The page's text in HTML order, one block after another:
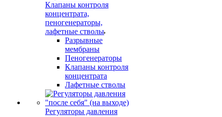
Клапаны контроля
концентрата,
пеногенераторы,
лафетные стволы
Разрывные
мембраны
Пеногенераторы
Клапаны контроля
концентрата
Лафетные стволы
Регуляторы давления